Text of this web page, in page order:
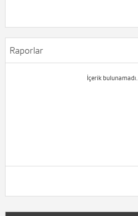
Raporlar
İçerik bulunamadı.